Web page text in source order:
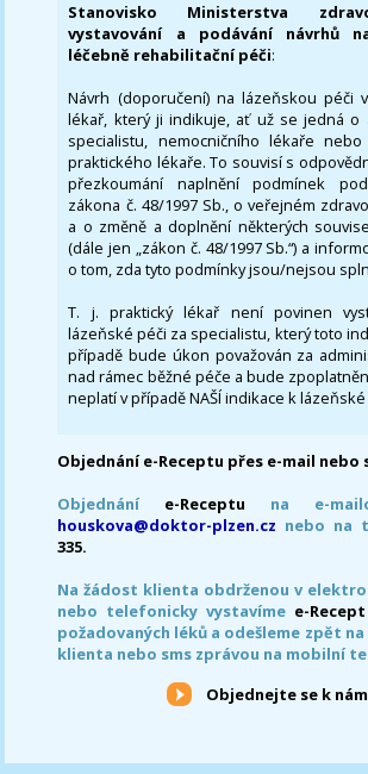
Stanovisko Ministerstva
vystavování a podávání návrhů
léčebně rehabilitační péči:
Návrh (doporučení) na lázeňskou péči
lékař, který ji indikuje, ať už se jedná o
specialistu, nemocničního lékaře nebo
praktického lékaře. To souvisí s
přezkoumání naplnění podmínek
zákona č. 48/1997 Sb., o veřejném
a o změně a doplnění některých
(dále jen „zákon č. 48/1997 Sb.“) a
o tom, zda tyto podmínky jsou/nejsou
T. j. praktický lékař není povinen
lázeňské péči za specialistu, který toto
případě bude úkon považován za
nad rámec běžné péče a bude zpoplatněn
neplatí v případě NAŠÍ indikace k lázeňské
Objednání e-Receptu přes e-mail nebo
Objednání e-Receptu na e-
houskova@doktor-plzen.cz nebo na
335.
Na žádost klienta obdrženou v
nebo telefonicky vystavíme e-Recept
požadovaných léků a odešleme zpět
klienta nebo sms zprávou na mobilní
Objednejte se k nám